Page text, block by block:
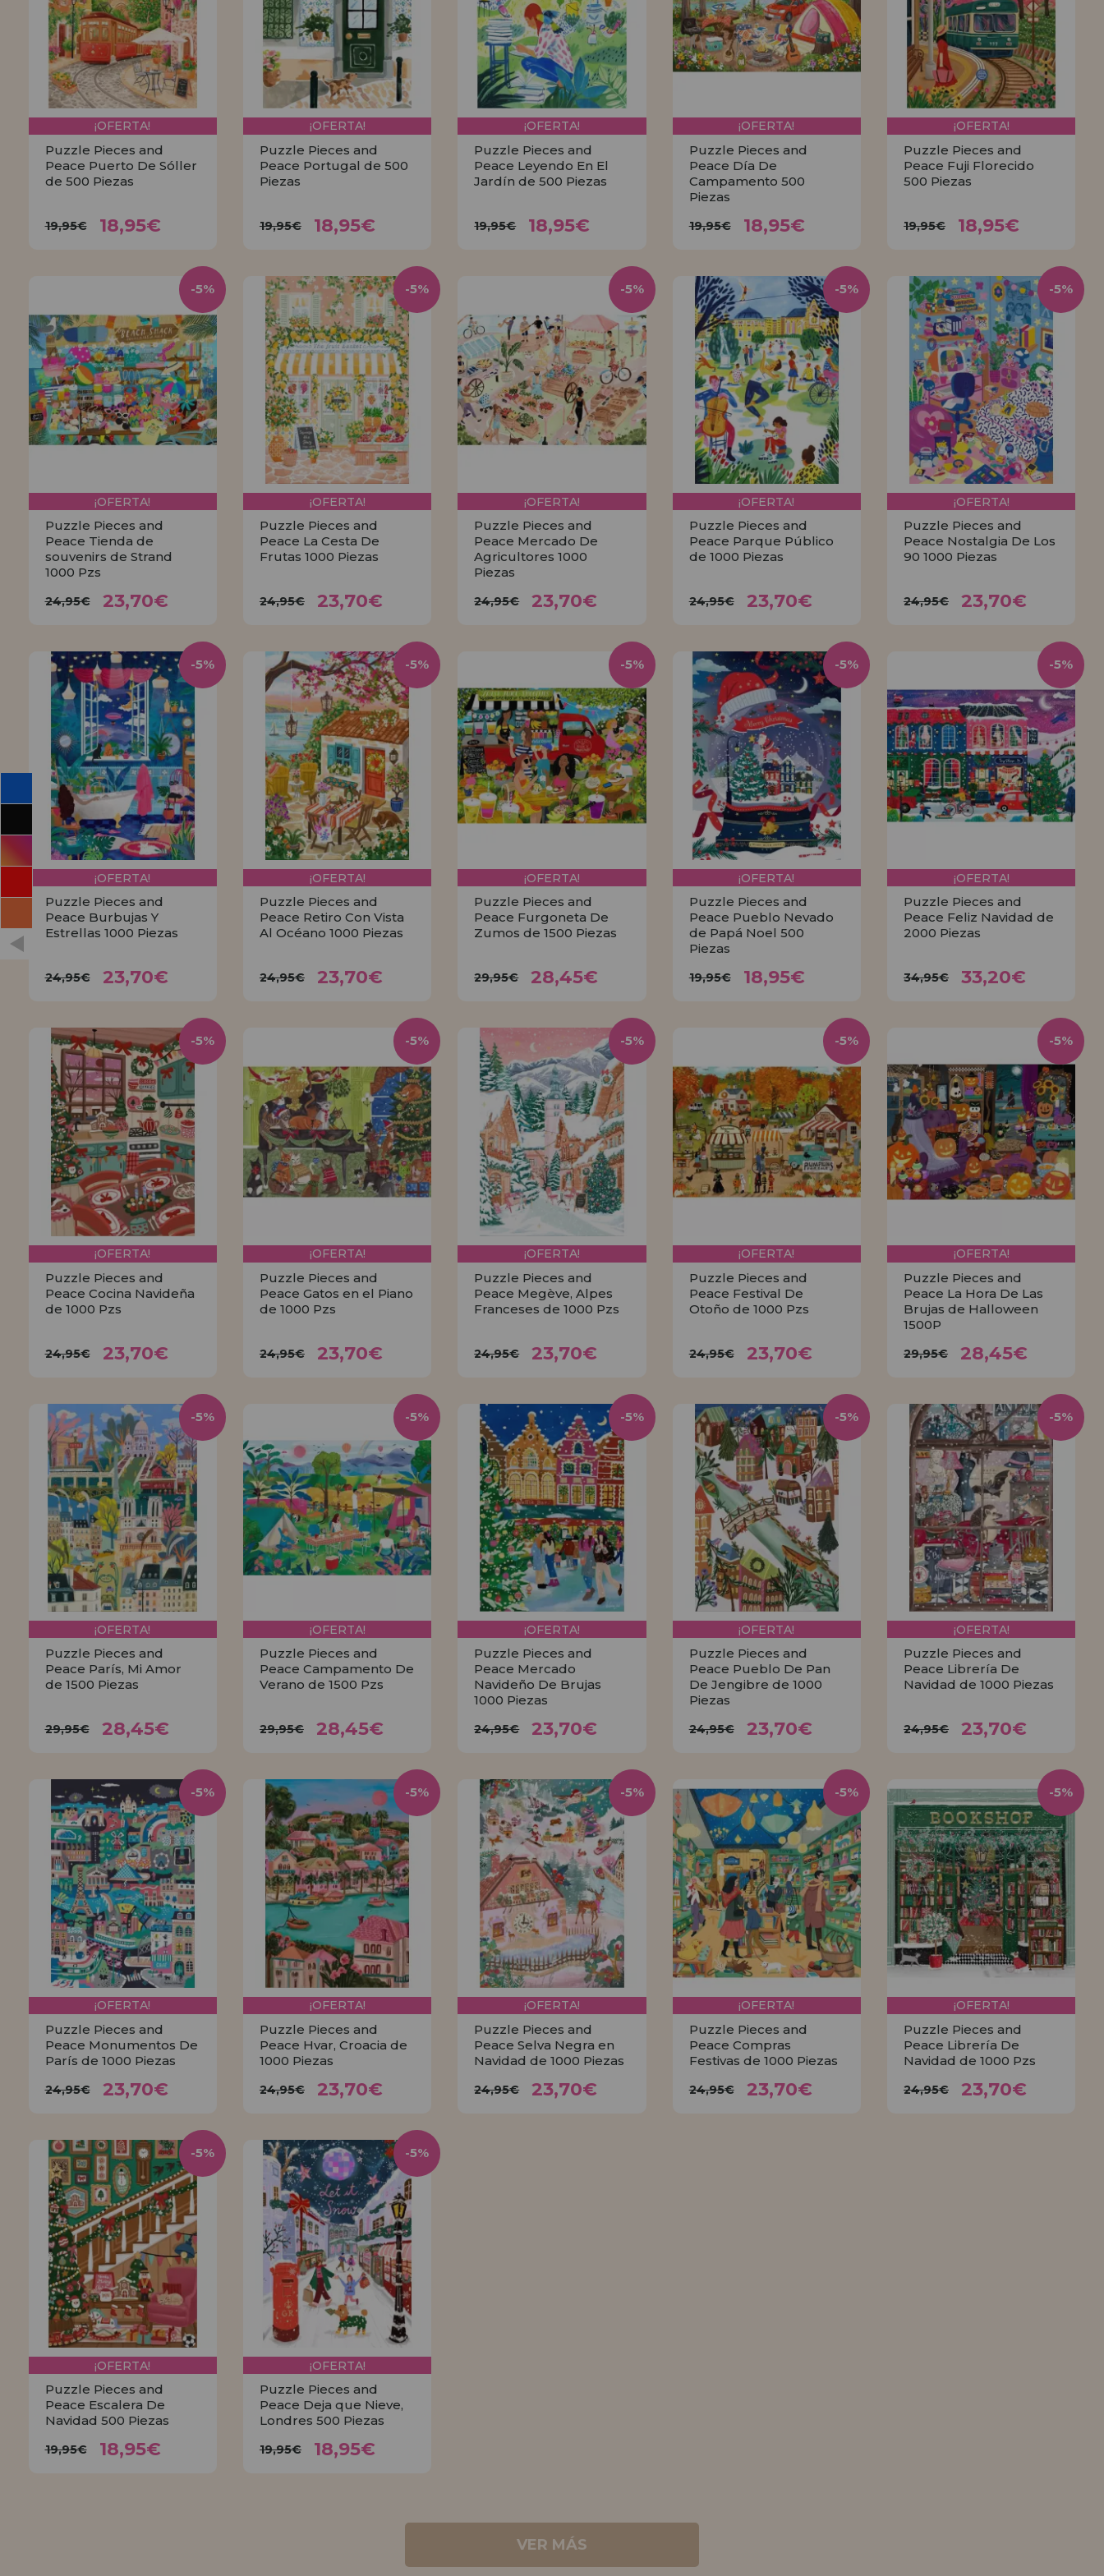
INFORMACIÓN
955 333 133
info@casadelpuzzle.com
¡OFERTA!
Puzzle Pieces and
Peace Puerto De Sóller
de 500 Piezas
19,95€ 18,95€
¡OFERTA!
Puzzle Pieces and
Peace Portugal de 500
Piezas
19,95€ 18,95€
¡OFERTA!
Puzzle Pieces and
Peace Leyendo En El
Jardín de 500 Piezas
19,95€ 18,95€
¡OFERTA!
Puzzle Pieces and
Peace Día De
Campamento 500
Piezas
19,95€ 18,95€
¡OFERTA!
Puzzle Pieces and
Peace Fuji Florecido
500 Piezas
19,95€ 18,95€
¡OFERTA!
Puzzle Pieces and
Peace Tienda de
souvenirs de Strand
1000 Pzs
24,95€ 23,70€
-5%
¡OFERTA!
Puzzle Pieces and
Peace La Cesta De
Frutas 1000 Piezas
24,95€ 23,70€
-5%
¡OFERTA!
Puzzle Pieces and
Peace Mercado De
Agricultores 1000
Piezas
24,95€ 23,70€
-5%
¡OFERTA!
Puzzle Pieces and
Peace Parque Público
de 1000 Piezas
24,95€ 23,70€
-5%
¡OFERTA!
Puzzle Pieces and
Peace Nostalgia De Los
90 1000 Piezas
24,95€ 23,70€
-5%
¡OFERTA!
Puzzle Pieces and
Peace Burbujas Y
Estrellas 1000 Piezas
24,95€ 23,70€
-5%
¡OFERTA!
Puzzle Pieces and
Peace Retiro Con Vista
Al Océano 1000 Piezas
24,95€ 23,70€
-5%
¡OFERTA!
Puzzle Pieces and
Peace Furgoneta De
Zumos de 1500 Piezas
29,95€ 28,45€
-5%
¡OFERTA!
Puzzle Pieces and
Peace Pueblo Nevado
de Papá Noel 500
Piezas
19,95€ 18,95€
-5%
¡OFERTA!
Puzzle Pieces and
Peace Feliz Navidad de
2000 Piezas
34,95€ 33,20€
-5%
¡OFERTA!
Puzzle Pieces and
Peace Cocina Navideña
de 1000 Pzs
24,95€ 23,70€
-5%
¡OFERTA!
Puzzle Pieces and
Peace Gatos en el Piano
de 1000 Pzs
24,95€ 23,70€
-5%
¡OFERTA!
Puzzle Pieces and
Peace Megève, Alpes
Franceses de 1000 Pzs
24,95€ 23,70€
-5%
¡OFERTA!
Puzzle Pieces and
Peace Festival De
Otoño de 1000 Pzs
24,95€ 23,70€
-5%
¡OFERTA!
Puzzle Pieces and
Peace La Hora De Las
Brujas de Halloween
1500P
29,95€ 28,45€
-5%
¡OFERTA!
Puzzle Pieces and
Peace París, Mi Amor
de 1500 Piezas
29,95€ 28,45€
-5%
¡OFERTA!
Puzzle Pieces and
Peace Campamento De
Verano de 1500 Pzs
29,95€ 28,45€
-5%
¡OFERTA!
Puzzle Pieces and
Peace Mercado
Navideño De Brujas
1000 Piezas
24,95€ 23,70€
-5%
¡OFERTA!
Puzzle Pieces and
Peace Pueblo De Pan
De Jengibre de 1000
Piezas
24,95€ 23,70€
-5%
¡OFERTA!
Puzzle Pieces and
Peace Librería De
Navidad de 1000 Piezas
24,95€ 23,70€
-5%
¡OFERTA!
Puzzle Pieces and
Peace Monumentos De
París de 1000 Piezas
24,95€ 23,70€
-5%
¡OFERTA!
Puzzle Pieces and
Peace Hvar, Croacia de
1000 Piezas
24,95€ 23,70€
-5%
¡OFERTA!
Puzzle Pieces and
Peace Selva Negra en
Navidad de 1000 Piezas
24,95€ 23,70€
-5%
¡OFERTA!
Puzzle Pieces and
Peace Compras
Festivas de 1000 Piezas
24,95€ 23,70€
-5%
¡OFERTA!
Puzzle Pieces and
Peace Librería De
Navidad de 1000 Pzs
24,95€ 23,70€
-5%
¡OFERTA!
Puzzle Pieces and
Peace Escalera De
Navidad 500 Piezas
19,95€ 18,95€
-5%
¡OFERTA!
Puzzle Pieces and
Peace Deja que Nieve,
Londres 500 Piezas
19,95€ 18,95€
-5%
VER MÁS